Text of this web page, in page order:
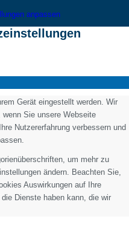
anpassen
Gerät eingestellt werden. Wir
Sie unsere Webseite
Nutzererfahrung verbessern und
um mehr zu
ändern. Beachten Sie,
Auswirkungen auf Ihre
Dienste haben kann, die wir